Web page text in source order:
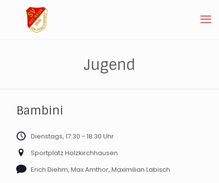
Jugend
Bambini
Dienstags, 17:30 - 18:30 Uhr
Sportplatz Holzkirchhausen
Erich Diehm, Max Amthor, Maximilian Labisch